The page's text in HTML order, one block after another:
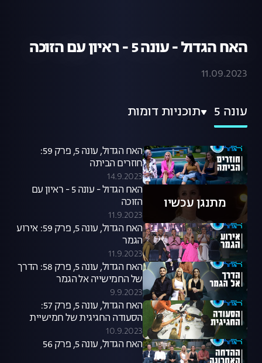
האח הגדול - עונה 5 - ראיון עם הזוכה
11.09.2023
עונה 5 תוכניות דומות
האח הגדול, עונה 5, פרק 59:
חוזרים הביתה
14.9.2023
מתנגן עכשיו
האח הגדול - עונה 5 - ראיון עם
הזוכה
11.9.2023
האח הגדול, עונה 5, פרק 59: אירוע
הגמר
11.9.2023
האח הגדול, עונה 5, פרק 58: הדרך
של החמישייה אל הגמר
9.9.2023
האח הגדול, עונה 5, פרק 57:
הסעודה החגיגית של חמישיית
הגמר
10.9.2023
האח הגדול, עונה 5, פרק 56